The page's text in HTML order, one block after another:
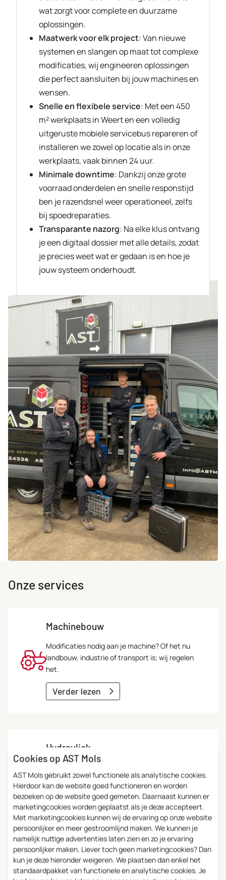
wat zorgt voor complete en duurzame
oplossingen.
Maatwerk voor elk project: Van nieuwe
systemen en slangen op maat tot complexe
modificaties, wij engineeren oplossingen
die perfect aansluiten bij jouw machines en
wensen.
Snelle en flexibele service: Met een 450
m² werkplaats in Weert en een volledig
uitgeruste mobiele servicebus repareren of
installeren we zowel op locatie als in onze
werkplaats, vaak binnen 24 uur.
Minimale downtime: Dankzij onze grote
voorraad onderdelen en snelle responstijd
ben je razendsnel weer operationeel, zelfs
bij spoedreparaties.
Transparante nazorg: Na elke klus ontvang
je een digitaal dossier met alle details, zodat
je precies weet wat er gedaan is en hoe je
jouw systeem onderhoudt.
Onze services
Machinebouw
Modificaties nodig aan je machine? Of het nu
landbouw, industrie of transport is; wij regelen
het.
Verder lezen
Hydrauliek
Slangen, pompen, systemen; alles wat maar met
hydrauliek te maken heeft kunnen wij.
Verder lezen
Onderhoud & reparatie
Het is natuurlijk ook belangrijk om je onderdelen
Cookies op AST Mols
AST Mols gebruikt zowel functionele als analytische cookies.
Hierdoor kan de website goed functioneren en worden
bezoeken op de website goed gemeten. Daarnaast kunnen er
marketingcookies worden geplaatst als je deze accepteert.
Met marketingcookies kunnen wij de ervaring op onze website
persoonlijker en meer gestroomlijnd maken. We kunnen je
namelijk nuttige advertenties laten zien en zo je ervaring
persoonlijker maken. Liever toch geen marketingcookies? Dan
kun je deze hieronder weigeren. We plaatsen dan enkel het
standaardpakket van functionele en analytische cookies. Je